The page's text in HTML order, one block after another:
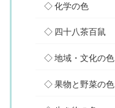
化学の色
四十八茶百鼠
地域・文化の色
果物と野菜の色